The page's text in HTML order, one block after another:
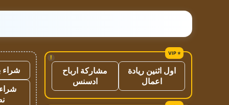
!
اول اثنين ريادة
اعمال
مشاركة ارباح
ادسنس
شراء